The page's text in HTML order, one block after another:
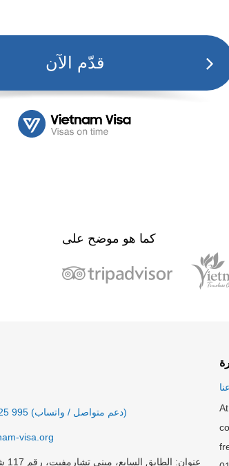
قدّم الآن
كما هو موضح على
+84 355 225 995 (دعم متواصل / واتساب)
visa.org